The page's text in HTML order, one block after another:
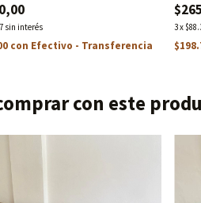
sin interés
con Efectivo - Transferencia
3x
con este